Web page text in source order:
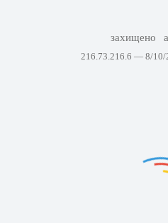
захищено
216.73.216.6 — 8/10/